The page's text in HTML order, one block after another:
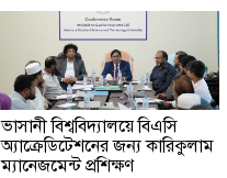
ভাসানী বিশ্ববিদ্যালয়ে বিএসি
অ্যাক্রেডিটেশনের জন্য কারিকুলাম
ম্যানেজমেন্ট প্রশিক্ষণ